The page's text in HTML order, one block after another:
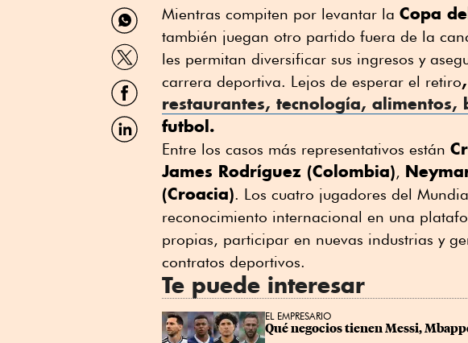
Compartir
por
WhatsApp
Compartir
por
Twitter
Compartir
por
Facebook
Compartir
por
Mientras compiten por levantar la Copa
también juegan otro partido fuera de la
les permitan diversificar sus ingresos y
carrera deportiva. Lejos de esperar el retiro
restaurantes, tecnología, alimentos,
futbol.
Entre los casos más representativos están
James Rodríguez (Colombia),
(Croacia). Los cuatro jugadores del
reconocimiento internacional en una
propias, participar en nuevas industrias y
contratos deportivos.
Te puede interesar
EL EMPRESARIO
Qué negocios tienen Messi,